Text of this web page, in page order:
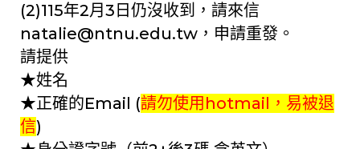
(2)115年2月3日仍沒收到，請來信
natalie@ntnu.edu.tw ，申請重發。
請提供
★姓名
★正確的Email (請勿使用hotmail，易被退
信)